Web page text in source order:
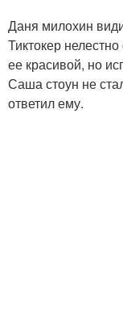
Даня милохин
Тиктокер
ее красивой, но
Саша стоун не
ответил ему.